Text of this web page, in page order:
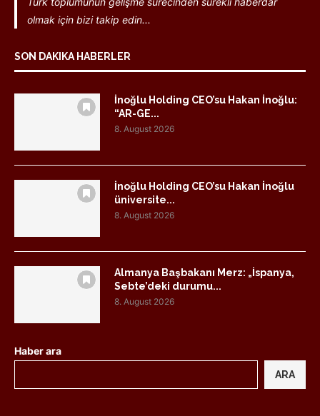
olmak için bizi takip edin...
SON DAKIKA HABERLER
İnoğlu Holding CEO’su Hakan İnoğlu:
“AR-GE...
8. August 2026
İnoğlu Holding CEO’su Hakan İnoğlu
üniversite...
8. August 2026
Almanya Başbakanı Merz: „İspanya,
Sebte’deki durumu...
8. August 2026
Haber ara
ARA